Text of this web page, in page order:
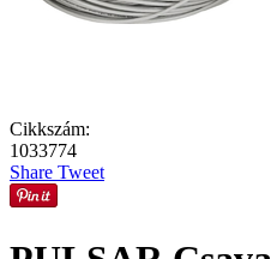
Cikkszám:
1033774
Share Tweet